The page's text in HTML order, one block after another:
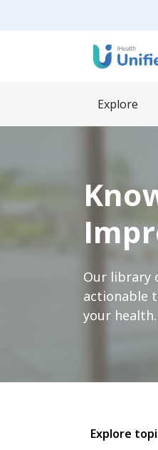
Explore
Our library
actionable
your health.
Explore